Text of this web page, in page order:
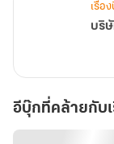
เรื่อ
บริ
อีบุ๊กที่คล้ายกับ